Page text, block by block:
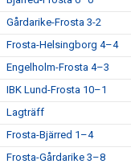
Gårdarike-Frosta 3-2
Frosta-Helsingborg 4–4
Engelholm-Frosta 4–3
IBK Lund-Frosta 10–1
Lagträff
Frosta-Bjärred 1–4
Frosta-Gårdarike 3–8